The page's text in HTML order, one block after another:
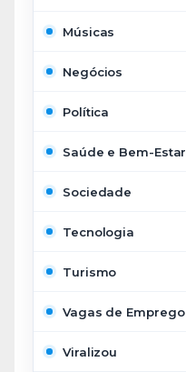
Músicas
Negócios
Política
Saúde e Bem-Estar
Sociedade
Tecnologia
Turismo
Vagas de Emprego
Viralizou